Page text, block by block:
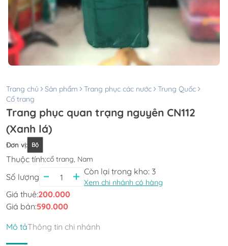
Trang chủ Sản phẩm Trang phục các nước
Trung Quốc
Cổ trang
Trang phục quan trạng nguyên CN112
(Xanh lá)
Đơn vị: Bộ
Thuộc tính:cổ trang, Nam
Số lượng
Còn lại trong kho: 3
Xem chi nhánh có hàng
Giá thuê:200.000
Giá bán:590.000
Mô tảThông tin chi nhánh